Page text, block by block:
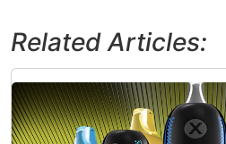
Related Articles: